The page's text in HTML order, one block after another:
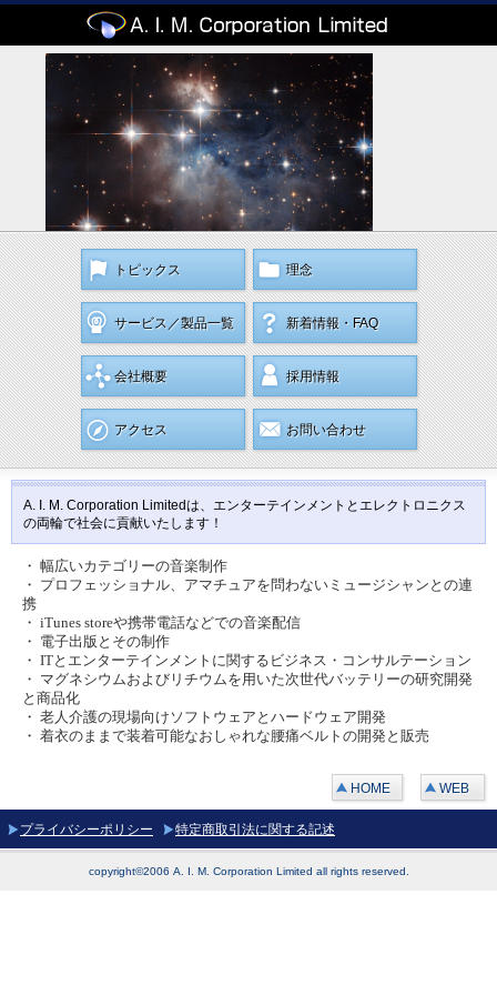
トピックス 理念
サービス／製品一覧 新着情報・FAQ
会社概要 採用情報
アクセス お問い合わせ
A. I. M. Corporation Limitedは、エンターテインメントとエレクトロニクス
の両輪で社会に貢献いたします！
・ 幅広いカテゴリーの音楽制作
・ プロフェッショナル、アマチュアを問わないミュージシャンとの連
携
・ iTunes storeや携帯電話などでの音楽配信
・ 電子出版とその制作
・ ITとエンターテインメントに関するビジネス・コンサルテーション
・ マグネシウムおよびリチウムを用いた次世代バッテリーの研究開発
と商品化
・ 老人介護の現場向けソフトウェアとハードウェア開発
・ 着衣のままで装着可能なおしゃれな腰痛ベルトの開発と販売
HOME WEB
プライバシーポリシー 特定商取引法に関する記述
copyright©2006 A. I. M. Corporation Limited all rights reserved.